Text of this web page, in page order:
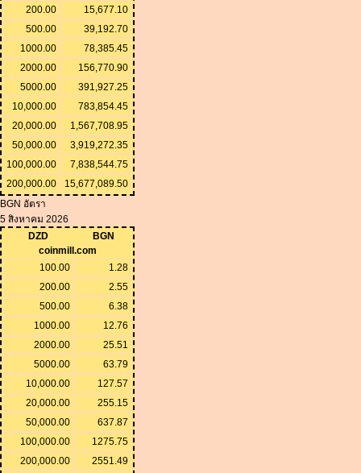
200.00
15,677.10
500.00
39,192.70
1000.00
78,385.45
2000.00
156,770.90
5000.00
391,927.25
10,000.00
783,854.45
20,000.00
1,567,708.95
50,000.00
3,919,272.35
100,000.00
7,838,544.75
200,000.00
15,677,089.50
BGN อัตรา
5 สิงหาคม 2026
DZD
BGN
coinmill.com
100.00
1.28
200.00
2.55
500.00
6.38
1000.00
12.76
2000.00
25.51
5000.00
63.79
10,000.00
127.57
20,000.00
255.15
50,000.00
637.87
100,000.00
1275.75
200,000.00
2551.49